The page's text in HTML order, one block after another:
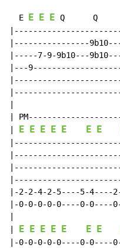
  E
E E E Q      Q
|----------------
|-----7-9-9b10---
|---
|
E E E E E E E
|-----------------------
|-2-2-4-2-5----5-4----
|-0-0-0-0-0----0-
E E E E E E E
|-0-0-0-0-0----0-0----